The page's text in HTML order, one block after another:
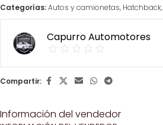
Categorías:Autos y camionetas, Hatchback,
Capurro Automotores
Compartir:
Información del vendedor